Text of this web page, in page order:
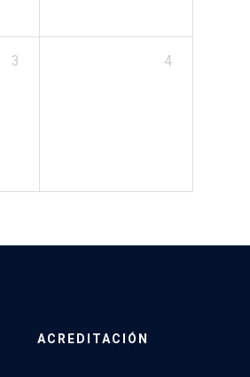
3 4
ACREDITACIÓN